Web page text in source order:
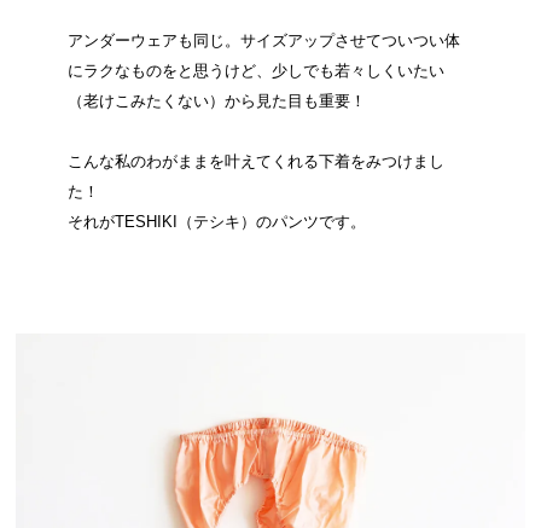
アンダーウェアも同じ。サイズアップさせてついつい体
にラクなものをと思うけど、少しでも若々しくいたい
（老けこみたくない）から見た目も重要！
こんな私のわがままを叶えてくれる下着をみつけまし
た！
それがTESHIKI（テシキ）のパンツです。